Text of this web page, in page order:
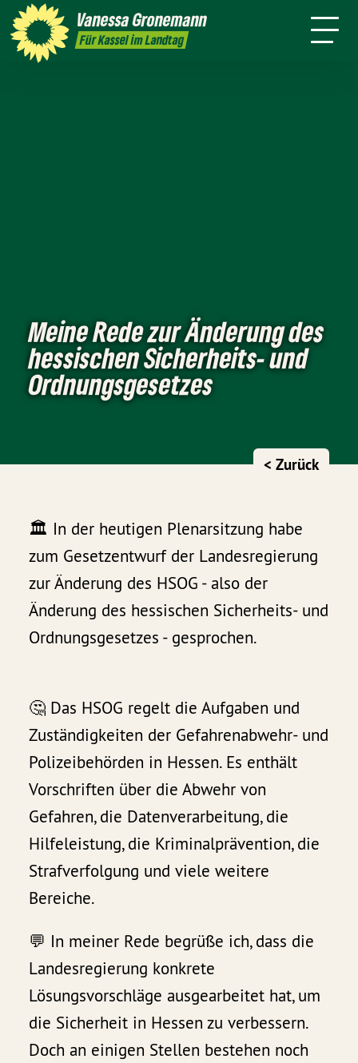
VanessaGronemann
Für Kassel im Landtag
Kontakt Mitmachen
Themen
Meine Rede zur Änderung des
hessischen Sicherheits- und
Ordnungsgesetzes
< Zurück
🏛 In der heutigen Plenarsitzung habe
zum Gesetzentwurf der Landesregierung
zur Änderung des HSOG - also der
Änderung des hessischen Sicherheits- und
Ordnungsgesetzes - gesprochen.
🤔 Das HSOG regelt die Aufgaben und
Zuständigkeiten der Gefahrenabwehr- und
Polizeibehörden in Hessen. Es enthält
Vorschriften über die Abwehr von
Gefahren, die Datenverarbeitung, die
Hilfeleistung, die Kriminalprävention, die
Strafverfolgung und viele weitere
Bereiche.
💬 In meiner Rede begrüße ich, dass die
Landesregierung konkrete
Lösungsvorschläge ausgearbeitet hat, um
die Sicherheit in Hessen zu verbessern.
Doch an einigen Stellen bestehen noch